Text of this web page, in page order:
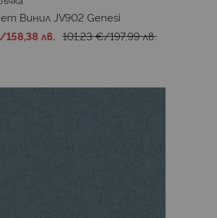
Винил JV902 Genesi
/158,38 лв. 101,23 €/197,99 лв.